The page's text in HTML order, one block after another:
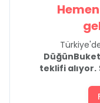
teklifi alıyor.